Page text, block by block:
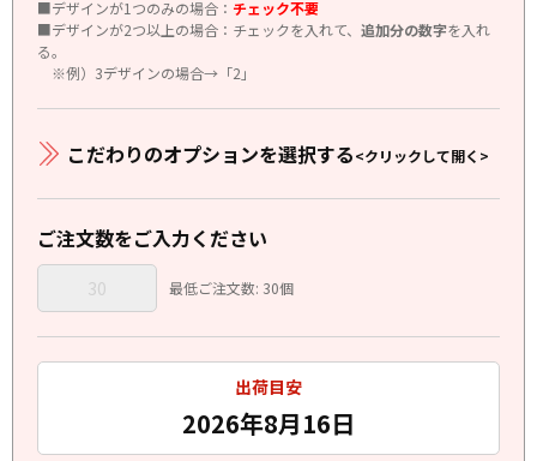
■デザインが1つのみの場合： チェック不要
■デザインが2つ以上の場合：チェックを入れて、 追加分の数字を入れ
る。
※例）3デザインの場合→「2」
こだわりのオプションを選択する<クリックして開く>
ご注文数をご入力ください
最低ご注文数: 30個
出荷目安
2026年8月16日